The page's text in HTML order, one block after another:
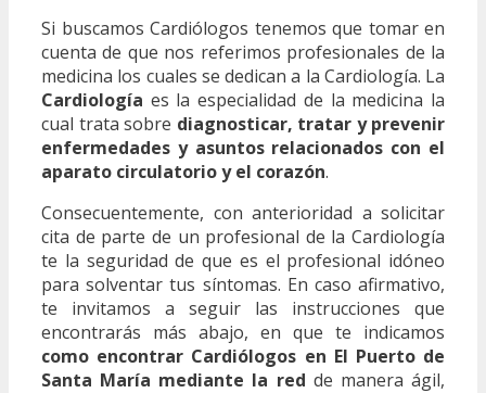
Si buscamos Cardiólogos tenemos que tomar en
cuenta de que nos referimos profesionales de la
medicina los cuales se dedican a la Cardiología. La
Cardiología es la especialidad de la medicina la
cual trata sobre diagnosticar, tratar y prevenir
enfermedades y asuntos relacionados con el
aparato circulatorio y el corazón.
Consecuentemente, con anterioridad a solicitar
cita de parte de un profesional de la Cardiología
te la seguridad de que es el profesional idóneo
para solventar tus síntomas. En caso afirmativo,
te invitamos a seguir las instrucciones que
encontrarás más abajo, en que te indicamos
como encontrar Cardiólogos en El Puerto de
Santa María mediante la red de manera ágil,